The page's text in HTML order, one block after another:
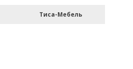
Тиса-Мебель